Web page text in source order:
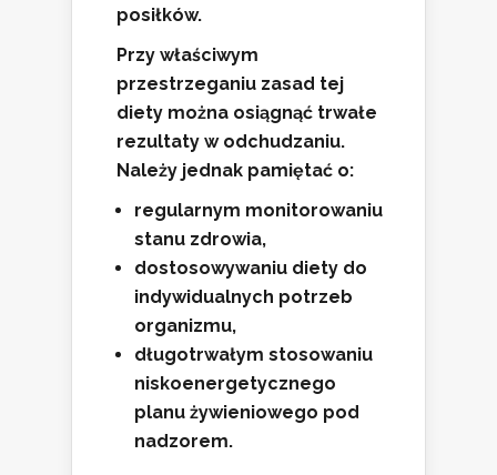
posiłków.
Przy właściwym
przestrzeganiu zasad tej
diety można osiągnąć trwałe
rezultaty w odchudzaniu.
Należy jednak pamiętać o:
regularnym monitorowaniu
stanu zdrowia,
dostosowywaniu diety do
indywidualnych potrzeb
organizmu,
długotrwałym stosowaniu
niskoenergetycznego
planu żywieniowego pod
nadzorem.